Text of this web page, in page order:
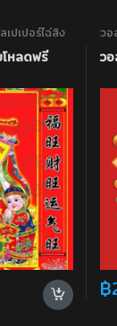
be chosen on
เปเปอร์ไฉ่สิ่ง
โหลดฟรี
วอ
เอี้ย
วอ
฿